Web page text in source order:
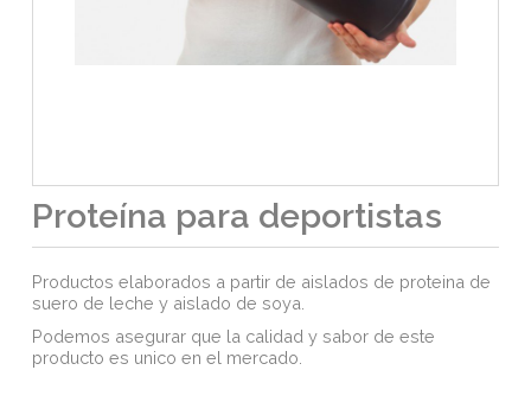
Proteína para deportistas
Productos elaborados a partir de aislados de proteina de
suero de leche y aislado de soya.
Podemos asegurar que la calidad y sabor de este
producto es unico en el mercado.